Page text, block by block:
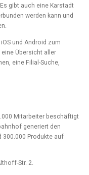
gibt auch eine Karstadt
werden kann und
und Android zum
Übersicht aller
eine Filial-Suche,
Mitarbeiter beschäftigt
generiert den
300.000 Produkte auf
Str. 2.